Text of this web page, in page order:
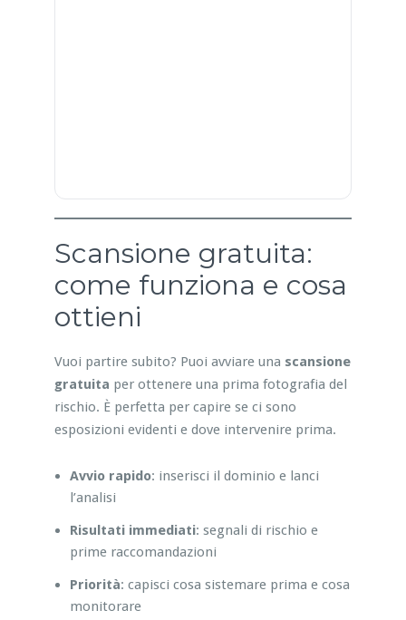
Scansione gratuita:
come funziona e cosa
ottieni
Vuoi partire subito? Puoi avviare una scansione
gratuita per ottenere una prima fotografia del
rischio. È perfetta per capire se ci sono
esposizioni evidenti e dove intervenire prima.
Avvio rapido: inserisci il dominio e lanci
l’analisi
Risultati immediati: segnali di rischio e
prime raccomandazioni
Priorità: capisci cosa sistemare prima e cosa
monitorare